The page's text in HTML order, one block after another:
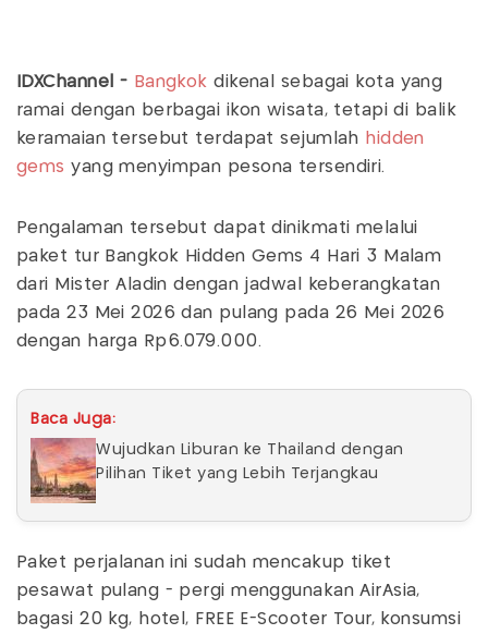
IDXChannel - Bangkok dikenal sebagai kota yang
ramai dengan berbagai ikon wisata, tetapi di balik
keramaian tersebut terdapat sejumlah hidden
gems yang menyimpan pesona tersendiri.
Pengalaman tersebut dapat dinikmati melalui
paket tur Bangkok Hidden Gems 4 Hari 3 Malam
dari Mister Aladin dengan jadwal keberangkatan
pada 23 Mei 2026 dan pulang pada 26 Mei 2026
dengan harga Rp6.079.000.
Baca Juga:
Wujudkan Liburan ke Thailand dengan
Pilihan Tiket yang Lebih Terjangkau
Paket perjalanan ini sudah mencakup tiket
pesawat pulang - pergi menggunakan AirAsia,
bagasi 20 kg, hotel, FREE E-Scooter Tour, konsumsi